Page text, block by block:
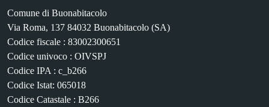
Comune di Buonabitacolo
Via Roma, 137 84032 Buonabitacolo (SA)
Codice fiscale : 83002300651
Codice univoco : OIVSPJ
Codice IPA : c_b266
Codice Istat: 065018
Codice Catastale : B266